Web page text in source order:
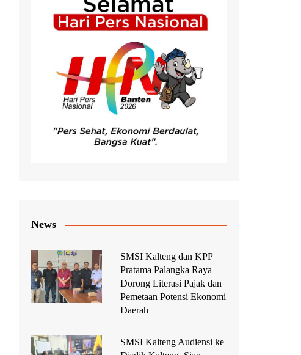
News
SMSI Kalteng dan KPP
Pratama Palangka Raya
Dorong Literasi Pajak dan
Pemetaan Potensi Ekonomi
Daerah
SMSI Kalteng Audiensi ke